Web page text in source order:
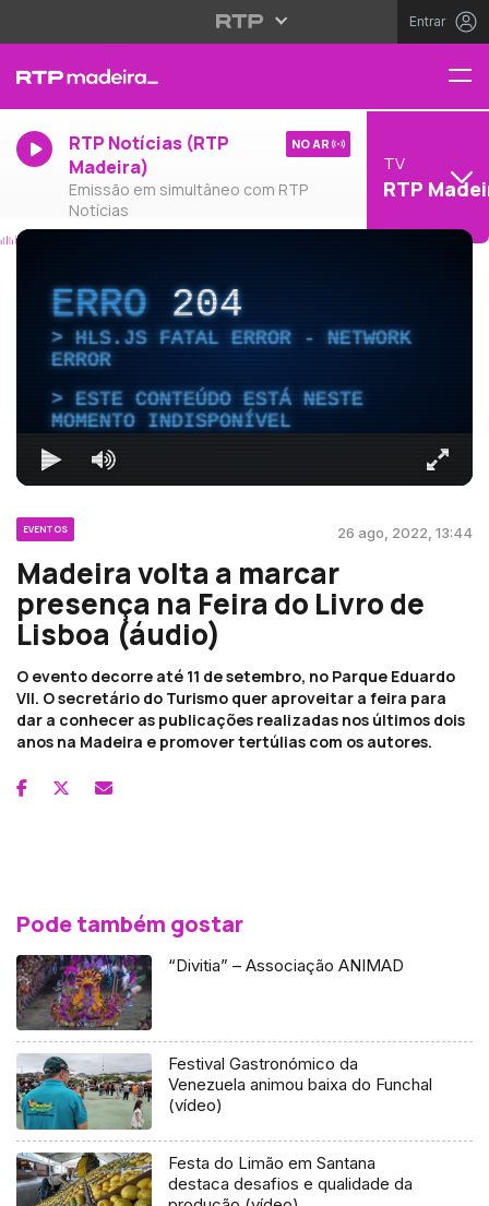
Entrar
RTP Notícias (RTP
Madeira)
Emissão em simultâneo com RTP
Notícias
NO AR
TV
RTP
ERRO204
HLS.JS FATAL ERROR - NETWORK
ERROR
ESTE CONTEÚDO ESTÁ NESTE
MOMENTO INDISPONÍVEL
EVENTOS 26 ago, 2022, 13:44
Madeira volta a marcar
presença na Feira do Livro de
Lisboa (áudio)
O evento decorre até 11 de setembro, no Parque Eduardo
VII. O secretário do Turismo quer aproveitar a feira para
dar a conhecer as publicações realizadas nos últimos dois
anos na Madeira e promover tertúlias com os autores.
Pode também gostar
“Divitia” – Associação ANIMAD
Festival Gastronómico da
Venezuela animou baixa do Funchal
(vídeo)
Festa do Limão em Santana
destaca desafios e qualidade da